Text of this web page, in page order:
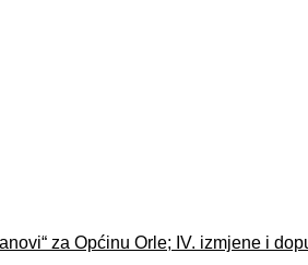
za Općinu Orle; IV. izmjene i